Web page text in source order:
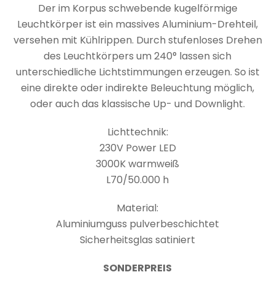
Der im Korpus schwebende kugelförmige
Leuchtkörper ist ein massives Aluminium-Drehteil,
versehen mit Kühlrippen. Durch stufenloses Drehen
des Leuchtkörpers um 240° lassen sich
unterschiedliche Lichtstimmungen erzeugen. So ist
eine direkte oder indirekte Beleuchtung möglich,
oder auch das klassische Up- und Downlight.
Lichttechnik:
230V Power LED
3000K warmweiß
L70/50.000 h
Material:
Aluminiumguss pulverbeschichtet
Sicherheitsglas satiniert
SONDERPREIS